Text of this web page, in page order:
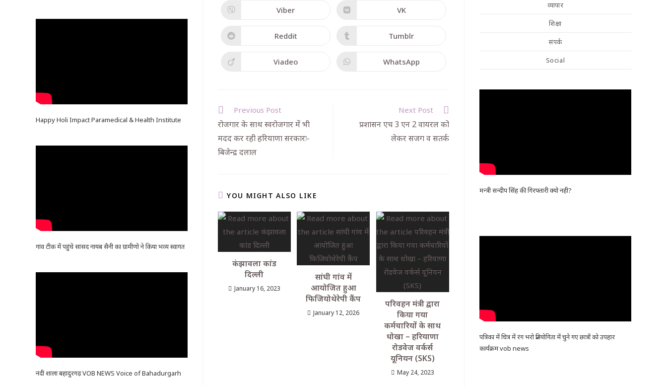
Viber VK
Reddit Tumblr
Viadeo WhatsApp
Previous Post
रोजगार के साथ स्वरोजगार में भी
मदद कर रही हरियाणा सरकारः-
बिजेन्द्र दलाल
Next Post
प्रशासन एच 3 एन 2 वायरल को
लेकर सजग व सतर्क
YOU MIGHT ALSO LIKE
कंझावला कांड
दिल्ली
January 16, 2023
सांघी गांव में
आयोजित हुआ
फिजियोथेरेपी कैंप
January 12, 2026
परिवहन मंत्री द्वारा
किया गया
कर्मचारियों के साथ
धोखा – हरियाणा
रोडवेज वर्कर्स
यूनियन (SKS)
May 24, 2023
Happy Holi Impact Paramedical & Health Institute
गांव टीक में पहुंचे सांसद नायब सैनी का ग्रामीणो ने किया भव्य स्वागत
नंदी शाला बहादुरगढ़ VOB NEWS Voice of Bahadurgarh
व्यापार
शिक्षा
संपर्क
Social
मन्त्री सन्दीप सिंह की गिरफ्तारी क्यो नही?
पत्रिका में चित्र में रंग भरो प्रतियोगिता में चुने गए छात्रों को उपहार
कार्यक्रम vob news